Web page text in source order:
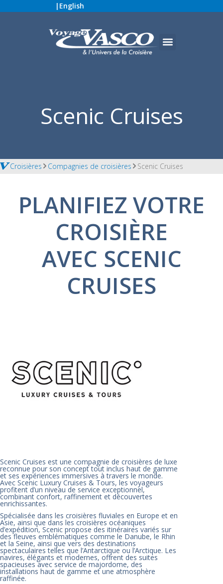
| English
Scenic Cruises
Croisières Compagnies de croisières Scenic Cruises
PLANIFIEZ VOTRE
CROISIÈRE
AVEC SCENIC
CRUISES
Scenic Cruises est une compagnie de croisières de luxe
reconnue pour son concept tout inclus haut de gamme
et ses expériences immersives à travers le monde.
Avec Scenic Luxury Cruises & Tours, les voyageurs
profitent d’un niveau de service exceptionnel,
combinant confort, raffinement et découvertes
enrichissantes.
Spécialisée dans les croisières fluviales en Europe et en
Asie, ainsi que dans les croisières océaniques
d’expédition, Scenic propose des itinéraires variés sur
des fleuves emblématiques comme le Danube, le Rhin
et la Seine, ainsi que vers des destinations
spectaculaires telles que l’Antarctique ou l’Arctique. Les
navires, élégants et modernes, offrent des suites
spacieuses avec service de majordome, des
installations haut de gamme et une atmosphère
raffinée.